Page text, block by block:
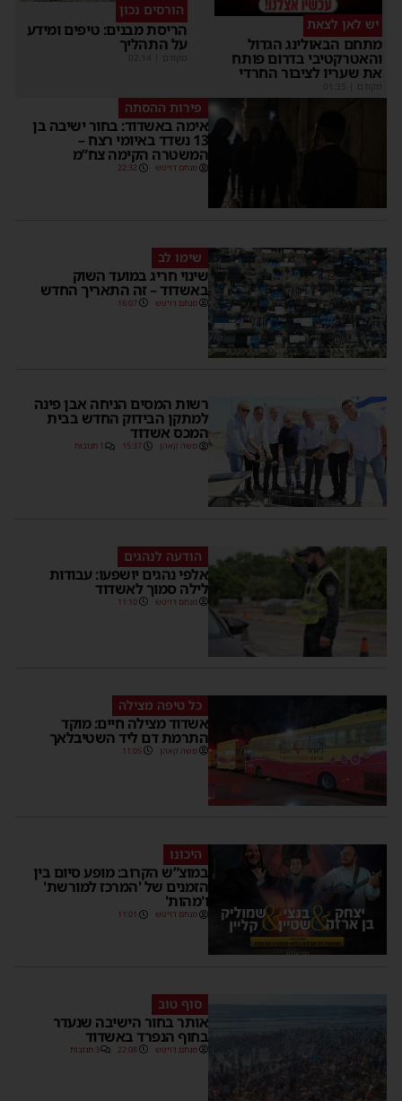
יש לאן לצאת
מתחם הבאולינג הגדול
והאטרקטיבי בדרום פותח
את שעריו לציבור החרדי
מקודם
הורסים נכון
הריסת מבנים: טיפים ומידע
על התהליך
מקודם
פירות ההסתה
אימה באשדוד: בחור ישיבה בן
13 נשדד באיומי רצח –
המשטרה הקימה צח”מ
מנחם דויטש 22:32
שימו לב
שינוי חריג במועד השוק
באשדוד – זה התאריך החדש
מנחם דויטש 16:07
רשות המסים הניחה אבן פינה
למתקן הבידוק החדש בבית
המכס אשדוד
משה קאהן 15:37 1 תגובות
הודעה לנהגים
אלפי נהגים יושפעו: עבודות
לילה סמוך לאשדוד
מנחם דויטש 11:10
כל טיפה מצילה
אשדוד מצילה חיים: מוקד
התרמת דם ליד השטיבלאך
משה קאהן 11:05
היכונו
במוצ”ש הקרוב: מופע סיום בין
הזמנים של 'המרכז למורשת'
ו'מהות'
מנחם דויטש 11:01
סוף טוב
אותר בחור הישיבה שנעדר
בחוף הנפרד באשדוד
מנחם דויטש 22:08 3 תגובות